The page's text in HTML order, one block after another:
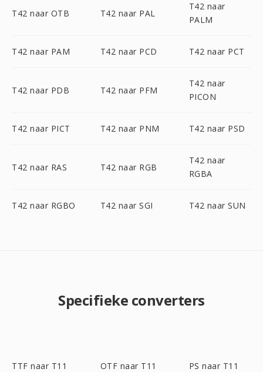
T42 naar OTB T42 naar PAL
T42 naar
PALM
T42 naar PAM T42 naar PCD T42 naar PCT
T42 naar PDB T42 naar PFM
T42 naar
PICON
T42 naar PICT T42 naar PNM T42 naar PSD
T42 naar RAS T42 naar RGB
T42 naar
RGBA
T42 naar RGBO T42 naar SGI T42 naar SUN
Specifieke converters
TTF naar T11 OTF naar T11 PS naar T11